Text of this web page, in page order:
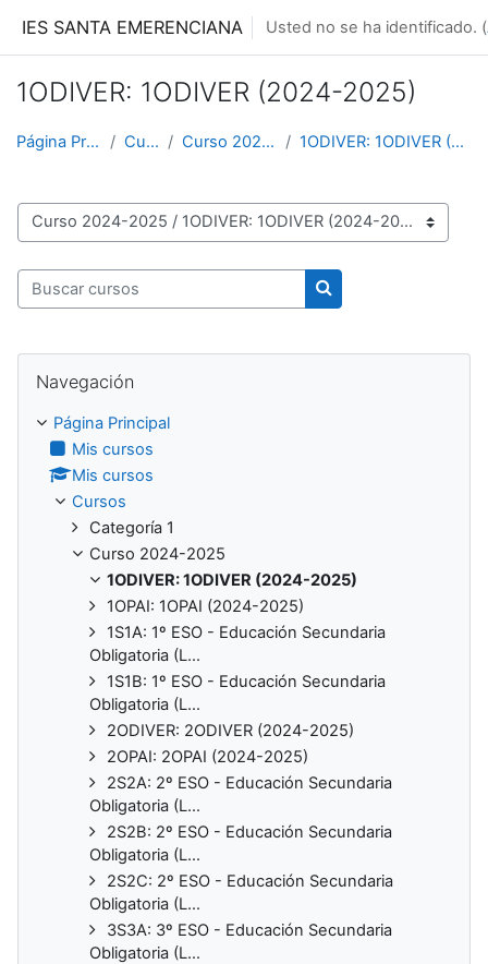
IES SANTA EMERENCIANA Usted no se ha identificado. (
1ODIVER: 1ODIVER (2024-2025)
Página Principal Cursos Curso 2024-2025 1ODIVER: 1ODIVER (2024-2025)
Categorías
Buscar cursos
Buscar cursos
Navegación
Página Principal
Mis cursos
Mis cursos
Cursos
Categoría 1
Curso 2024-2025
1ODIVER: 1ODIVER (2024-2025)
1OPAI: 1OPAI (2024-2025)
1S1A: 1º ESO - Educación Secundaria
Obligatoria (L...
1S1B: 1º ESO - Educación Secundaria
Obligatoria (L...
2ODIVER: 2ODIVER (2024-2025)
2OPAI: 2OPAI (2024-2025)
2S2A: 2º ESO - Educación Secundaria
Obligatoria (L...
2S2B: 2º ESO - Educación Secundaria
Obligatoria (L...
2S2C: 2º ESO - Educación Secundaria
Obligatoria (L...
3S3A: 3º ESO - Educación Secundaria
Obligatoria (L...